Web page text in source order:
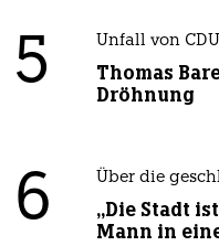
5 Unfall von
Thomas
Dröhnung
6 Über die
„Die Stadt
Mann in